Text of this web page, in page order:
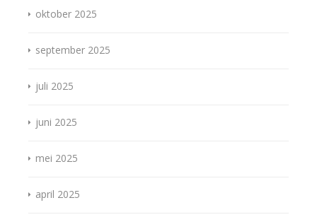
oktober 2025
september 2025
juli 2025
juni 2025
mei 2025
april 2025